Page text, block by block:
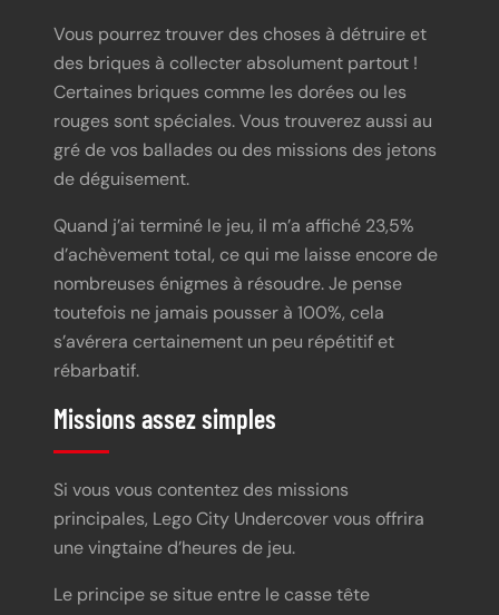
Vous pourrez trouver des choses à détruire et
des briques à collecter absolument partout !
Certaines briques comme les dorées ou les
rouges sont spéciales. Vous trouverez aussi au
gré de vos ballades ou des missions des jetons
de déguisement.
Quand j’ai terminé le jeu, il m’a affiché 23,5%
d’achèvement total, ce qui me laisse encore de
nombreuses énigmes à résoudre. Je pense
toutefois ne jamais pousser à 100%, cela
s’avérera certainement un peu répétitif et
rébarbatif.
Missions assez simples
Si vous vous contentez des missions
principales, Lego City Undercover vous offrira
une vingtaine d’heures de jeu.
Le principe se situe entre le casse tête